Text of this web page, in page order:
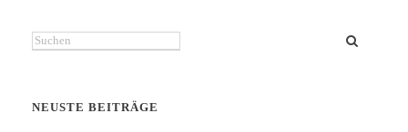
Suchen
NEUSTE BEITRÄGE